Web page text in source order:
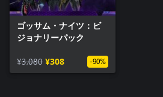
ゴッサム・ナイツ：ビ
ジョナリーパック
¥3,080 ¥308 -90%